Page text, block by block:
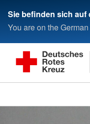
Sie befinden sich auf
You are on the